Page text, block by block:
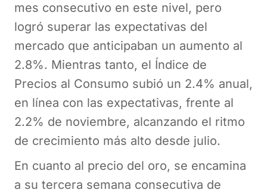
mes consecutivo en este nivel, pero
logró superar las expectativas del
mercado que anticipaban un aumento al
2.8%. Mientras tanto, el Índice de
Precios al Consumo subió un 2.4% anual,
en línea con las expectativas, frente al
2.2% de noviembre, alcanzando el ritmo
de crecimiento más alto desde julio.
En cuanto al precio del oro, se encamina
a su tercera semana consecutiva de